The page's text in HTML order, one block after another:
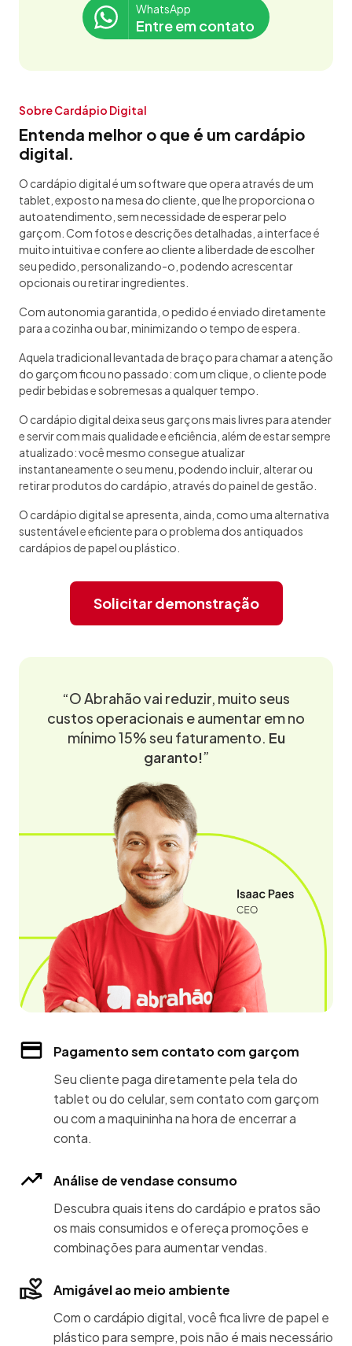
WhatsApp
Entre em contato
Sobre Cardápio Digital
Entenda melhor o que é um cardápio
digital.
O cardápio digital é um software que opera através de um
tablet, exposto na mesa do cliente, que lhe proporciona o
autoatendimento, sem necessidade de esperar pelo
garçom. Com fotos e descrições detalhadas, a interface é
muito intuitiva e confere ao cliente a liberdade de escolher
seu pedido, personalizando-o, podendo acrescentar
opcionais ou retirar ingredientes.
Com autonomia garantida, o pedido é enviado diretamente
para a cozinha ou bar, minimizando o tempo de espera.
Aquela tradicional levantada de braço para chamar a atenção
do garçom ficou no passado: com um clique, o cliente pode
pedir bebidas e sobremesas a qualquer tempo.
O cardápio digital deixa seus garçons mais livres para atender
e servir com mais qualidade e eficiência, além de estar sempre
atualizado: você mesmo consegue atualizar
instantaneamente o seu menu, podendo incluir, alterar ou
retirar produtos do cardápio, através do painel de gestão.
O cardápio digital se apresenta, ainda, como uma alternativa
sustentável e eficiente para o problema dos antiquados
cardápios de papel ou plástico.
Solicitar demonstração
“O Abrahão vai reduzir, muito seus
custos operacionais e aumentar em no
mínimo 15% seu faturamento. Eu
garanto!”
Pagamento sem contato com garçom
Seu cliente paga diretamente pela tela do
tablet ou do celular, sem contato com garçom
ou com a maquininha na hora de encerrar a
conta.
Análise de vendase consumo
Descubra quais itens do cardápio e pratos são
os mais consumidos e ofereça promoções e
combinações para aumentar vendas.
Amigável ao meio ambiente
Com o cardápio digital, você fica livre de papel e
plástico para sempre, pois não é mais necessário